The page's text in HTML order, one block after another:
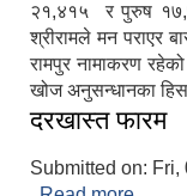
२१,४१५ र पुरुष
श्रीरामले मन पराएर
रामपुर नामाकरण
खोज अनुसन्धानका
दरखास्त फारम
Submitted on: Fri,